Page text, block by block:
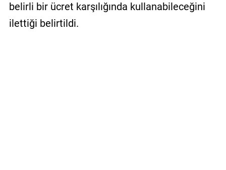
belirli bir ücret karşılığında kullanabileceğini
ilettiği belirtildi.